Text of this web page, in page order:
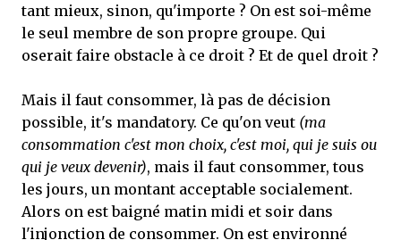
tant mieux, sinon, qu'importe ? On est soi-même
le seul membre de son propre groupe. Qui
oserait faire obstacle à ce droit ? Et de quel droit ?
Mais il faut consommer, là pas de décision
possible, it's mandatory. Ce qu'on veut (ma
consommation c'est mon choix, c'est moi, qui je suis ou
qui je veux devenir), mais il faut consommer, tous
les jours, un montant acceptable socialement.
Alors on est baigné matin midi et soir dans
l'injonction de consommer. On est environné